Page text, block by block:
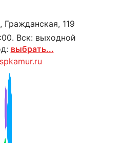
Гражданская, 119
Вск: выходной
выбрать...